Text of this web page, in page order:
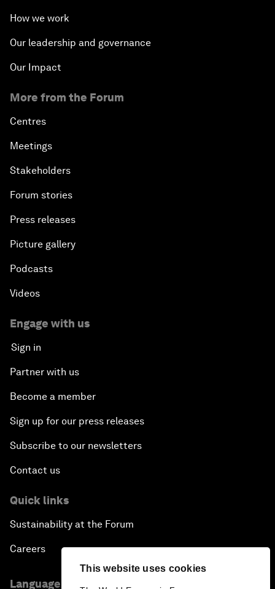
This website uses cookies
How we work
Our leadership and governance
Our Impact
More from the Forum
Centres
Meetings
Stakeholders
Forum stories
Press releases
Picture gallery
Podcasts
Videos
Engage with us
Sign in
Partner with us
Become a member
Sign up for our press releases
Subscribe to our newsletters
Contact us
Quick links
Sustainability at the Forum
Careers
Language editions